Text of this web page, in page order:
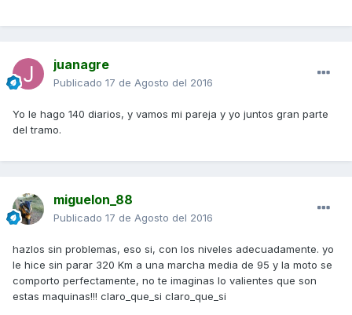
juanagre
Publicado 17 de Agosto del 2016
Yo le hago 140 diarios, y vamos mi pareja y yo juntos gran parte
del tramo.
miguelon_88
Publicado 17 de Agosto del 2016
hazlos sin problemas, eso si, con los niveles adecuadamente. yo
le hice sin parar 320 Km a una marcha media de 95 y la moto se
comporto perfectamente, no te imaginas lo valientes que son
estas maquinas!!! claro_que_si claro_que_si